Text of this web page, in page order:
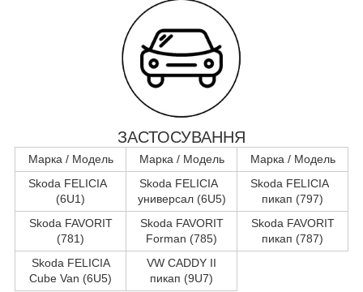
ЗАСТОСУВАННЯ
Марка / Модель Марка / Модель
Марка / Модель
Skoda FELICIA
(6U1)
Skoda FELICIA
универсал (6U5)
Skoda FELICIA
пикап (797)
Skoda FAVORIT
(781)
Skoda FAVORIT
Forman (785)
Skoda FAVORIT
пикап (787)
Skoda FELICIA
Cube Van (6U5)
VW CADDY II
пикап (9U7)